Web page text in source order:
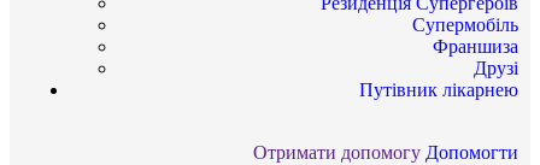
Супермобіль
Франшиза
Друзі
Путівник лікарнею
Отримати допомогу Допомогти